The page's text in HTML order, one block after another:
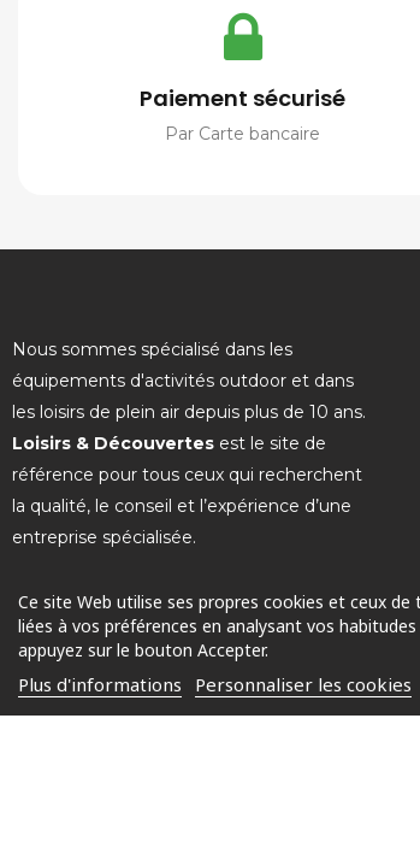
Paiement sécurisé
Par Carte bancaire
Nous sommes spécialisé dans les
équipements d'activités outdoor et dans
les loisirs de plein air depuis plus de 10 ans.
Loisirs & Découvertes est le site de
référence pour tous ceux qui recherchent
la qualité, le conseil et l’expérience d’une
entreprise spécialisée.
© 2025 Tous droits réservés
Ce site Web utilise ses propres cookies et ceux
liées à vos préférences en analysant vos
appuyez sur le bouton Accepter.
Plus d'informations Personnaliser les cookies